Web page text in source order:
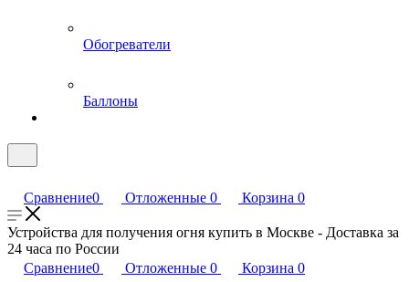
Обогреватели
Баллоны
Сравнение0 Отложенные 0 Корзина 0
Устройства для получения огня купить в Москве - Доставка за
24 часа по России
Сравнение0 Отложенные 0 Корзина 0